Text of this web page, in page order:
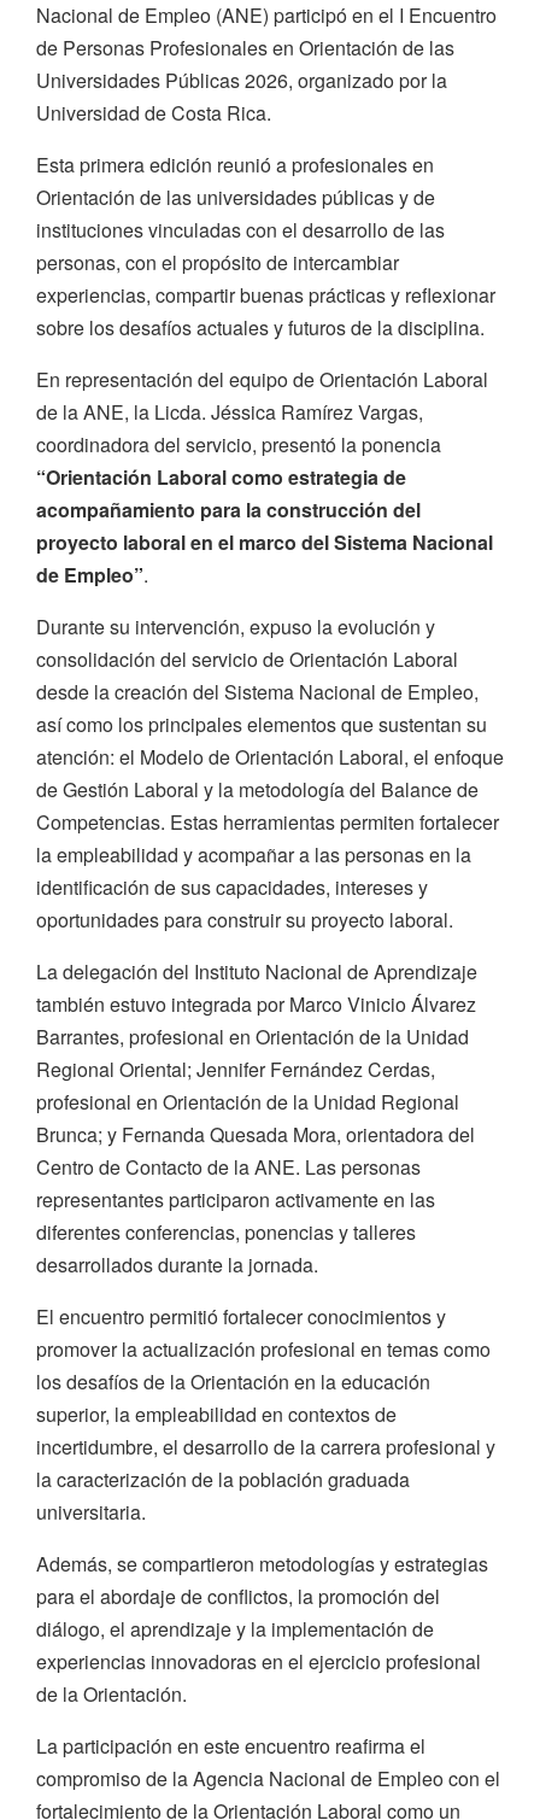
Nacional de Empleo (ANE) participó en el I Encuentro
de Personas Profesionales en Orientación de las
Universidades Públicas 2026, organizado por la
Universidad de Costa Rica.
Esta primera edición reunió a profesionales en
Orientación de las universidades públicas y de
instituciones vinculadas con el desarrollo de las
personas, con el propósito de intercambiar
experiencias, compartir buenas prácticas y reflexionar
sobre los desafíos actuales y futuros de la disciplina.
En representación del equipo de Orientación Laboral
de la ANE, la Licda. Jéssica Ramírez Vargas,
coordinadora del servicio, presentó la ponencia
“Orientación Laboral como estrategia de
acompañamiento para la construcción del
proyecto laboral en el marco del Sistema Nacional
de Empleo”.
Durante su intervención, expuso la evolución y
consolidación del servicio de Orientación Laboral
desde la creación del Sistema Nacional de Empleo,
así como los principales elementos que sustentan su
atención: el Modelo de Orientación Laboral, el enfoque
de Gestión Laboral y la metodología del Balance de
Competencias. Estas herramientas permiten fortalecer
la empleabilidad y acompañar a las personas en la
identificación de sus capacidades, intereses y
oportunidades para construir su proyecto laboral.
La delegación del Instituto Nacional de Aprendizaje
también estuvo integrada por Marco Vinicio Álvarez
Barrantes, profesional en Orientación de la Unidad
Regional Oriental; Jennifer Fernández Cerdas,
profesional en Orientación de la Unidad Regional
Brunca; y Fernanda Quesada Mora, orientadora del
Centro de Contacto de la ANE. Las personas
representantes participaron activamente en las
diferentes conferencias, ponencias y talleres
desarrollados durante la jornada.
El encuentro permitió fortalecer conocimientos y
promover la actualización profesional en temas como
los desafíos de la Orientación en la educación
superior, la empleabilidad en contextos de
incertidumbre, el desarrollo de la carrera profesional y
la caracterización de la población graduada
universitaria.
Además, se compartieron metodologías y estrategias
para el abordaje de conflictos, la promoción del
diálogo, el aprendizaje y la implementación de
experiencias innovadoras en el ejercicio profesional
de la Orientación.
La participación en este encuentro reafirma el
compromiso de la Agencia Nacional de Empleo con el
fortalecimiento de la Orientación Laboral como un